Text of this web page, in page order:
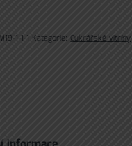
1-1-1 Kategorie:Cukrářské vitríny